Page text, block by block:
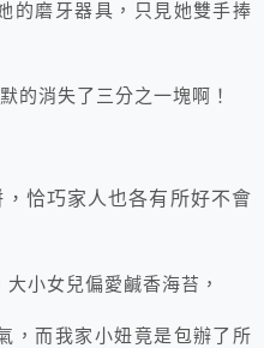
的磨牙器具，只見她雙手捧
的消失了三分之一塊啊！
恰巧家人也各有所好不會
小女兒偏愛鹹香海苔，
，而我家小妞竟是包辦了所